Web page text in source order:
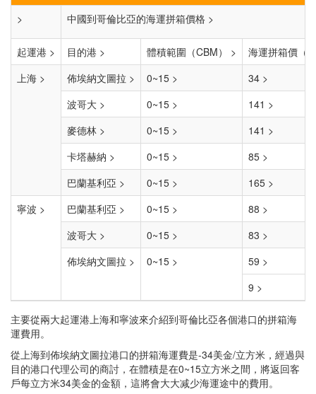
> 中國到哥倫比亞的海運拼箱價格 >
起運港 > 目的港 > 體積範圍（CBM） >
海運拼箱價（
上海 >
佈埃納文圖拉 > 0~15 >
34 >
波哥大 >
0~15 >
141 >
麥德林 >
0~15 >
141 >
卡塔赫納 >
0~15 >
85 >
巴蘭基利亞 >
0~15 >
165 >
寧波 >
巴蘭基利亞 > 0~15 >
88 >
波哥大 >
0~15 >
83 >
佈埃納文圖拉 >
0~15 >
59 >
9 >
主要從兩大起運港上海和寧波來介紹到哥倫比亞各個港口的拼箱海
運費用。
從上海到佈埃納文圖拉港口的拼箱海運費是-34美金/立方米，經過與
目的港口代理公司的商討，在體積是在0~15立方米之間，將返回客
戶每立方米34美金的金額，這將會大大减少海運途中的費用。